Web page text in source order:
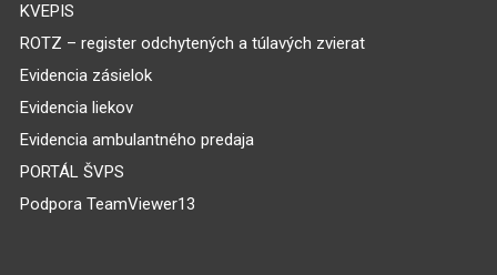
KVEPIS
ROTZ – register odchytených a túlavých zvierat
Evidencia zásielok
Evidencia liekov
Evidencia ambulantného predaja
PORTÁL ŠVPS
Podpora TeamViewer13